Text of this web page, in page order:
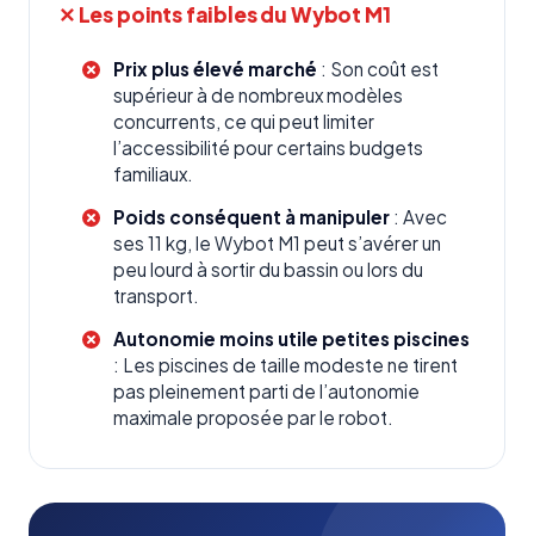
✕ Les points faibles du Wybot M1
Prix plus élevé marché : Son coût est
supérieur à de nombreux modèles
concurrents, ce qui peut limiter
l’accessibilité pour certains budgets
familiaux.
Poids conséquent à manipuler : Avec
ses 11 kg, le Wybot M1 peut s’avérer un
peu lourd à sortir du bassin ou lors du
transport.
Autonomie moins utile petites piscines
: Les piscines de taille modeste ne tirent
pas pleinement parti de l’autonomie
maximale proposée par le robot.